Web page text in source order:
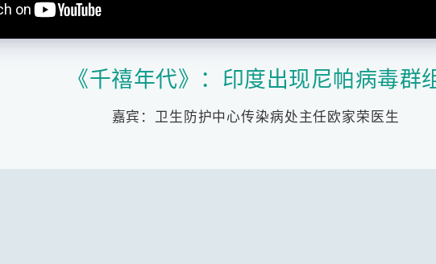
《千禧年代》：印度出现尼帕病毒群
嘉宾：卫生防护中心传染病处主任欧家荣医生